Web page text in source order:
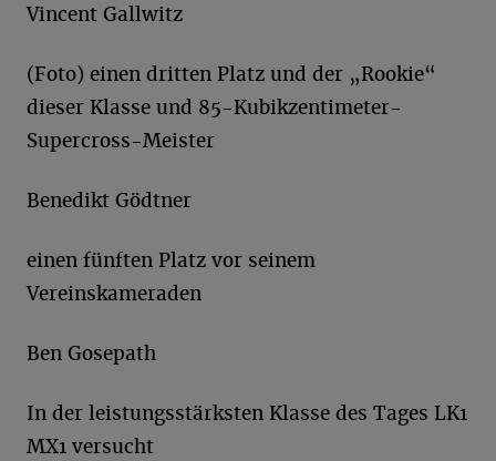
Vincent Gallwitz
(Foto) einen dritten Platz und der „Rookie“
dieser Klasse und 85-Kubikzentimeter-
Supercross-Meister
Benedikt Gödtner
einen fünften Platz vor seinem
Vereinskameraden
Ben Gosepath
In der leistungsstärksten Klasse des Tages LK1
MX1 versucht